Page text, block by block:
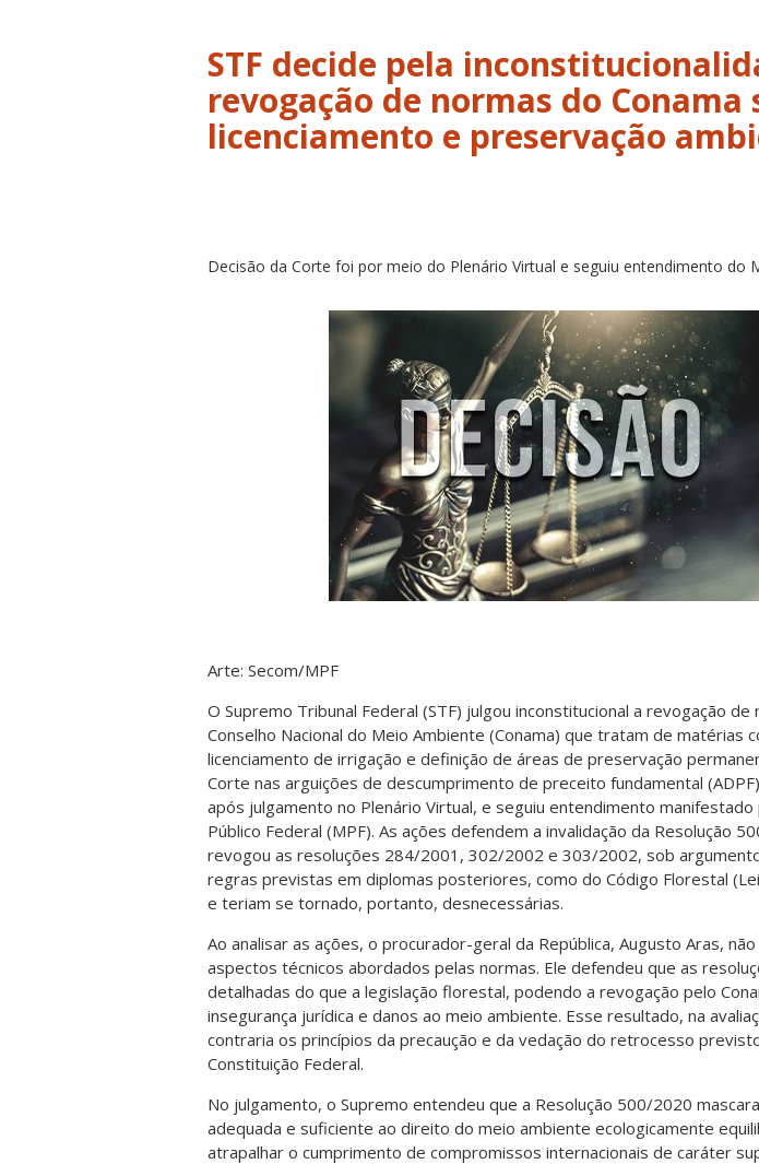
STF decide pela
revogação de normas do Conama
licenciamento e preservação
Decisão da Corte foi por meio do Plenário Virtual e seguiu entendimento do
Arte: Secom/MPF
O Supremo Tribunal Federal (STF) julgou inconstitucional a revogação de
Conselho Nacional do Meio Ambiente (Conama) que tratam de matérias
licenciamento de irrigação e definição de áreas de preservação
Corte nas arguições de descumprimento de preceito fundamental
após julgamento no Plenário Virtual, e seguiu entendimento
Público Federal (MPF). As ações defendem a invalidação da Resolução
revogou as resoluções 284/2001, 302/2002 e 303/2002, sob
regras previstas em diplomas posteriores, como do Código Florestal
e teriam se tornado, portanto, desnecessárias.
Ao analisar as ações, o procurador-geral da República, Augusto Aras,
aspectos técnicos abordados pelas normas. Ele defendeu que as
detalhadas do que a legislação florestal, podendo a revogação pelo
insegurança jurídica e danos ao meio ambiente. Esse resultado, na
contraria os princípios da precaução e da vedação do retrocesso
Constituição Federal.
No julgamento, o Supremo entendeu que a Resolução 500/2020
adequada e suficiente ao direito do meio ambiente ecologicamente
atrapalhar o cumprimento de compromissos internacionais de caráter